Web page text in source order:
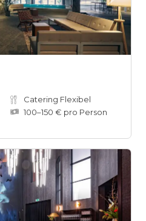
Catering Flexibel
100–150 € pro Person